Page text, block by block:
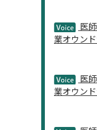
医
業オウン
医
業オウン